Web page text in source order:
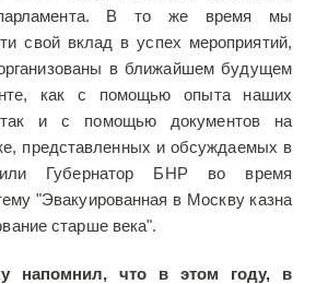
парламента. В то же время мы
свой вклад в успех мероприятий,
в ближайшем будущем
как с помощью опыта наших
так и с помощью документов на
представленных и обсуждаемых в
Губернатор БНР во время
"Эвакуированная в Москву казна
старше века".
напомнил, что в этом году, в